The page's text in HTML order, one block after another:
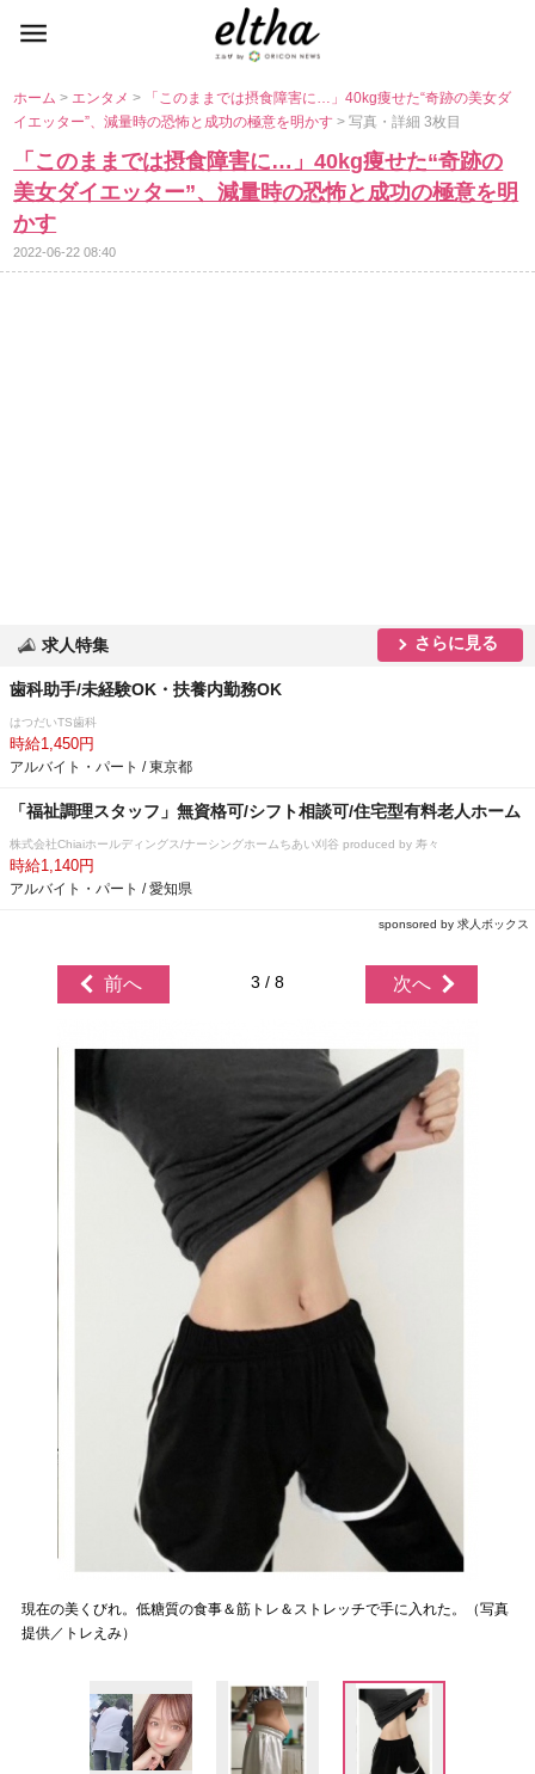
ホーム> エンタメ>
「このままでは摂食障害に…」40kg痩せた“奇跡の美女ダ
イエッター”、減量時の恐怖と成功の極意を明かす> 写真・詳細 3枚目
「このままでは摂食障害に…」40kg痩せた“奇跡の
美女ダイエッター”、減量時の恐怖と成功の極意を明
かす
2022-06-22 08:40
求人特集 さらに見る
歯科助手/未経験OK・扶養内勤務OK
はつだいTS歯科
時給1,450円
アルバイト・パート / 東京都
「福祉調理スタッフ」無資格可/シフト相談可/住宅型有料老人ホーム
株式会社Chiaiホールディングス/ナーシングホームちあい刈谷 produced by 寿々
時給1,140円
アルバイト・パート / 愛知県
sponsored by 求人ボックス
前へ 3 / 8 次へ
現在の美くびれ。低糖質の食事＆筋トレ＆ストレッチで手に入れた。（写真
提供／トレえみ）